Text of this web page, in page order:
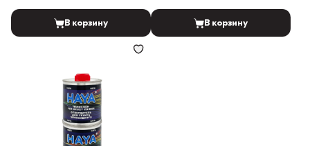
В корзину В корзину